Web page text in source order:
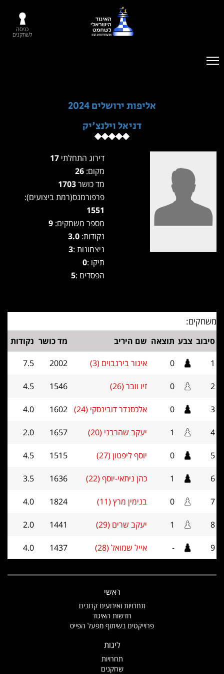
כניסה
לשחקנים
אליפות ירושלים 2024
דניאל וילנצ'יק
דירוג התחלתי
מקום:
מד כושר
פרפורמנס(רמת ביצועים):
1551
מספר משחקים:
נקודות: 3.0
ניצחונות :3
תיקו :0
הפסדים :5
משחקים:
סיבוב צבע תוצאה שם היריב מד כושר נקודות
1
0 איגור בירנבוים (3) 2002
7.5
2
0 זיו וובר (26) 1546
4.5
3
0 אלכסנדר דובינסקי (24) 1602
4.0
4
1 יעקב שהרבני (20) 1657
2.0
5
0 יוסף ליפטון (27) 1515
4.5
6
1 כהן ניתאי-יוסף (22) 1636
3.5
7
0 בנימין מרץ (11) 1824
4.0
8
1 יעקב שרים (29) 1441
2.0
9
- אייל שמואל (28) 1437
4.0
ראשי
תחרויות ואירועים קרובים
חדשות האיגוד
פרוייקטים בשיתוף מפעל הפייס
ליגות
תחרויות
שחקנים